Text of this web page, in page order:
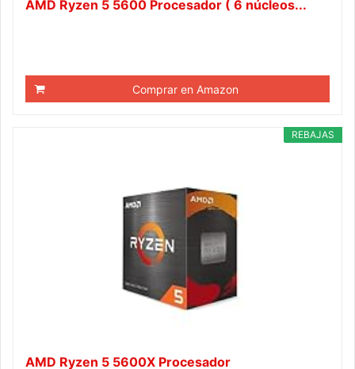
AMD Ryzen 5 5600 Procesador ( 6 núcleos...
Comprar en Amazon
REBAJAS
AMD Ryzen 5 5600X Procesador